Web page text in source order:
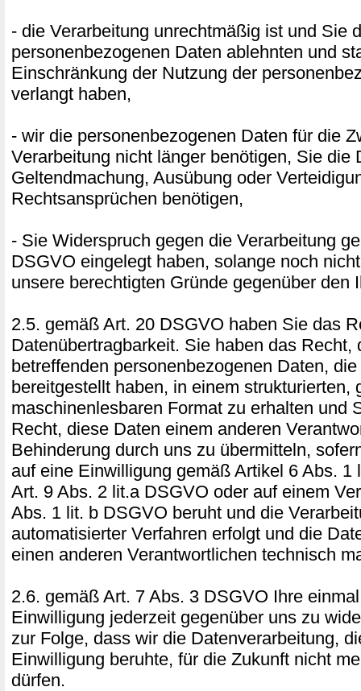
- die Verarbeitung unrechtmäßig ist und Sie
personenbezogenen Daten ablehnten und
Einschränkung der Nutzung der
verlangt haben,
- wir die personenbezogenen Daten für die
Verarbeitung nicht länger benötigen, Sie die
Geltendmachung, Ausübung oder
Rechtsansprüchen benötigen,
- Sie Widerspruch gegen die Verarbeitung
DSGVO eingelegt haben, solange noch
unsere berechtigten Gründe gegenüber den
2.5. gemäß Art. 20 DSGVO haben Sie das
Datenübertragbarkeit. Sie haben das Recht,
betreffenden personenbezogenen Daten,
bereitgestellt haben, in einem strukturierten,
maschinenlesbaren Format zu erhalten und
Recht, diese Daten einem anderen
Behinderung durch uns zu übermitteln,
auf eine Einwilligung gemäß Artikel 6 Abs. 1
Art. 9 Abs. 2 lit.a DSGVO oder auf einem
Abs. 1 lit. b DSGVO beruht und die
automatisierter Verfahren erfolgt und die
einen anderen Verantwortlichen technisch
2.6. gemäß Art. 7 Abs. 3 DSGVO Ihre
Einwilligung jederzeit gegenüber uns zu
zur Folge, dass wir die Datenverarbeitung,
Einwilligung beruhte, für die Zukunft nicht
dürfen.